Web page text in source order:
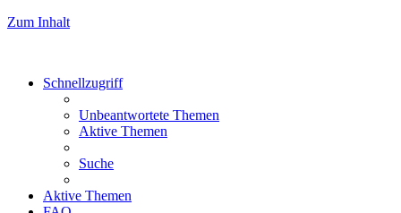
Zum Inhalt
Schnellzugriff
Unbeantwortete Themen
Aktive Themen
Suche
Aktive Themen